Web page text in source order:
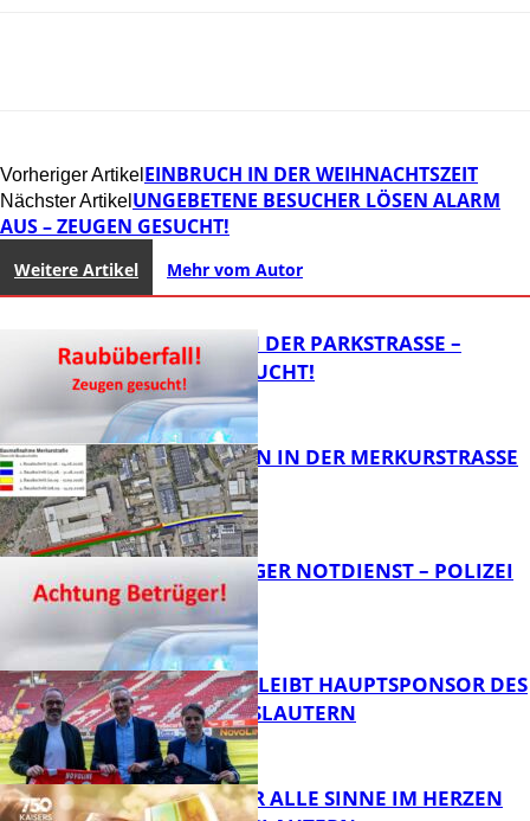
Vorheriger Artikel EINBRUCH IN DER WEIHNACHTSZEIT
Nächster Artikel UNGEBETENE BESUCHER LÖSEN ALARM
AUS – ZEUGEN GESUCHT!
Weitere Artikel Mehr vom Autor
FB News
ÜBERFALL IN DER PARKSTRASSE – Z
EUGEN GESUCHT!
BAUARBEITEN IN DER MERKURSTRASSE
FB News
FRAGWÜRDIGER NOTDIENST – POLIZEI
WARNT
NOVOLINE BLEIBT HAUPTSPONSOR DES
1. FC KAISERSLAUTERN
GENÜSSE FÜR ALLE SINNE IM HERZEN